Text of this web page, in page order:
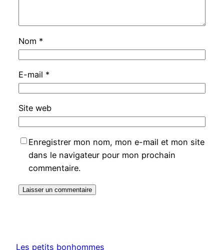
Nom *
E-mail *
Site web
Enregistrer mon nom, mon e-mail et mon site
dans le navigateur pour mon prochain
commentaire.
Les petits bonhommes